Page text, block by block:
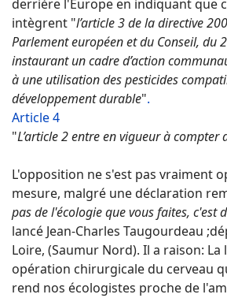
derrière l'Europe en indiquant que
intègrent "l’article 3 de la directive
Parlement européen et du Conseil, du
instaurant un cadre d’action
à une utilisation des pesticides
développement durable".
Article 4
"L’article 2 entre en vigueur à compter
L'opposition ne s'est pas vraiment
mesure, malgré une déclaration
pas de l'écologie que vous faites, c'est
lancé Jean-Charles Taugourdeau
Loire, (Saumur Nord). Il a raison:
opération chirurgicale du cerveau
rend nos écologistes proche de